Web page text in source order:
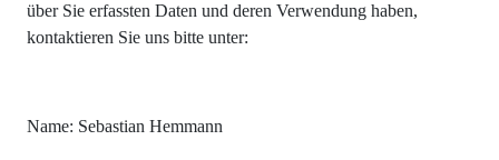
über Sie erfassten Daten und deren Verwendung haben,
kontaktieren Sie uns bitte unter:
Name: Sebastian Hemmann